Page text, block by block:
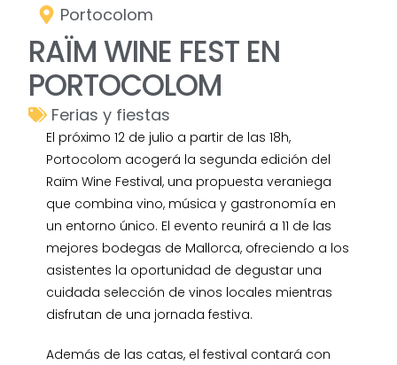
Portocolom
RAÏM WINE FEST EN
PORTOCOLOM
Ferias y fiestas
El próximo 12 de julio a partir de las 18h,
Portocolom acogerá la segunda edición del
Raïm Wine Festival, una propuesta veraniega
que combina vino, música y gastronomía en
un entorno único. El evento reunirá a 11 de las
mejores bodegas de Mallorca, ofreciendo a los
asistentes la oportunidad de degustar una
cuidada selección de vinos locales mientras
disfrutan de una jornada festiva.
Además de las catas, el festival contará con